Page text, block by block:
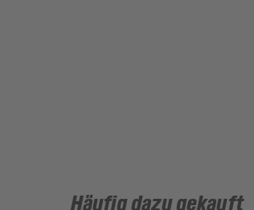
Häufig dazu gekauft